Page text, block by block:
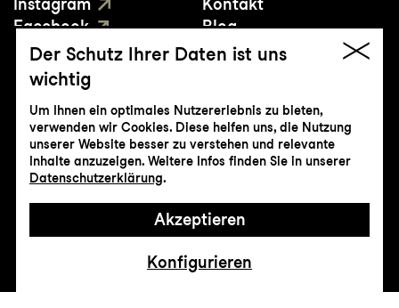
Instagram
Facebook
YouTube
Kontakt
Blog
Presse
© Genossenschaft Konzert und Theater
St.Gallen
Impressum
Datenschutz AGB Intranet
Der Schutz Ihrer Daten ist uns
wichtig
Um Ihnen ein optimales Nutzererlebnis zu bieten,
verwenden wir Cookies. Diese helfen uns, die Nutzung
unserer Website besser zu verstehen und relevante
Inhalte anzuzeigen. Weitere Infos finden Sie in unserer
Datenschutzerklärung.
Akzeptieren
Konfigurieren